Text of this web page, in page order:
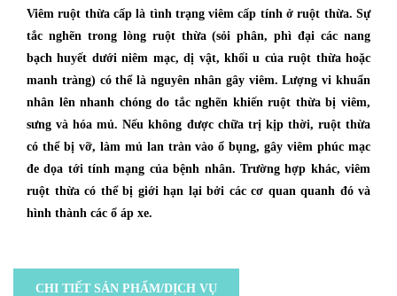
Viêm ruột thừa cấp là tình trạng viêm cấp tính ở ruột thừa. Sự
tắc nghẽn trong lòng ruột thừa (sỏi phân, phì đại các nang
bạch huyết dưới niêm mạc, dị vật, khối u của ruột thừa hoặc
manh tràng) có thể là nguyên nhân gây viêm. Lượng vi khuẩn
nhân lên nhanh chóng do tắc nghẽn khiến ruột thừa bị viêm,
sưng và hóa mủ. Nếu không được chữa trị kịp thời, ruột thừa
có thể bị vỡ, làm mủ lan tràn vào ổ bụng, gây viêm phúc mạc
đe dọa tới tính mạng của bệnh nhân. Trường hợp khác, viêm
ruột thừa có thể bị giới hạn lại bởi các cơ quan quanh đó và
hình thành các ổ áp xe.
CHI TIẾT SẢN PHẨM/DỊCH VỤ